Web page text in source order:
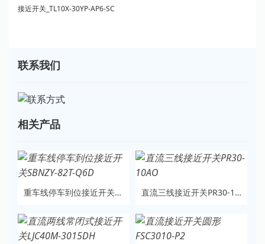
接近开关_TL10X-30YP-AP6-SC
联系我们
相关产品
重车线停车到位接近开关SBNZY-82T-Q6D 直流三线接近开关PR30-10AO